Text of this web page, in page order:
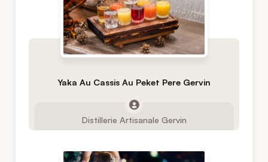
Yaka Au Cassis Au Peket Pere Gervin
Distillerie Artisanale Gervin